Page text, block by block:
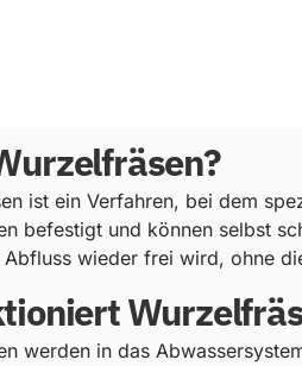
ist ein Verfahren, bei dem
befestigt und können selbst
wieder frei wird, ohne
werden in das